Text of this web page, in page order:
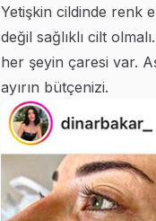
Yetişkin cildinde renk
değil sağlıklı cilt
her şeyin çaresi var.
ayırın bütçenizi.